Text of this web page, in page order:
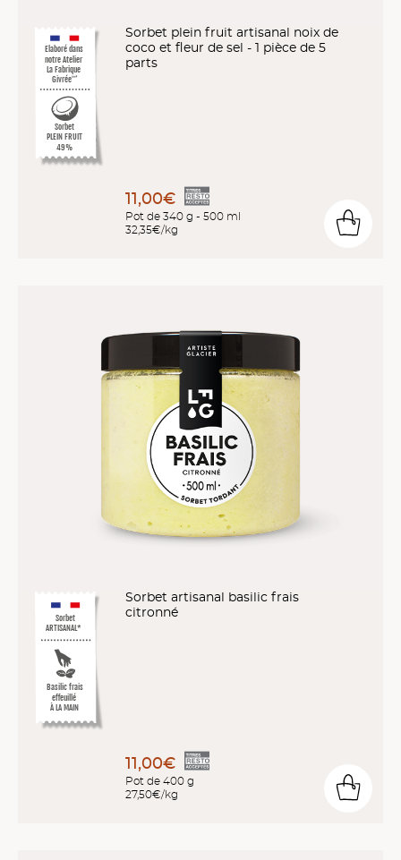
Elaboré dans
notre Atelier
La Fabrique
Givrée™*
Sorbet
PLEIN FRUIT
49%
Sorbet plein fruit artisanal noix de
coco et fleur de sel - 1 pièce de 5
parts
11,00€
Pot de 340 g - 500 ml
32,35€/kg
Sorbet
ARTISANAL*
Basilic frais
effeuillé
À LA MAIN
Sorbet artisanal basilic frais
citronné
11,00€
Pot de 400 g
27,50€/kg